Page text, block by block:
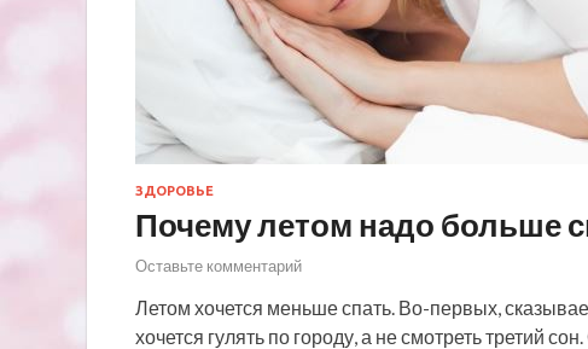
ЗДОРОВЬЕ
Почему летом надо больше
Оставьте комментарий
Летом хочется меньше спать. Во-первых,
хочется гулять по городу, а не смотреть третий